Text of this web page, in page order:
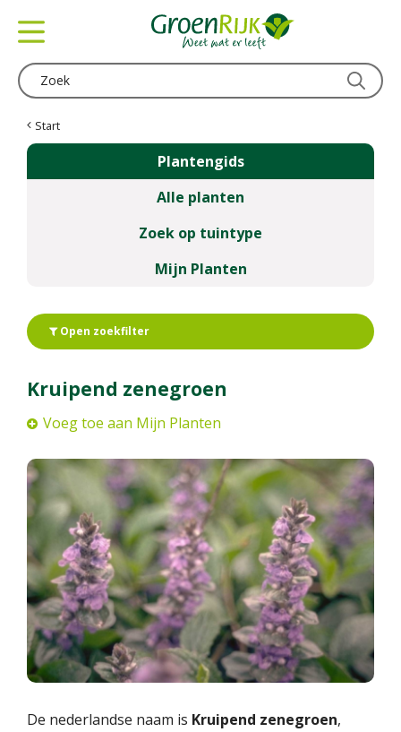
Start
Plantengids
Alle planten
Zoek op tuintype
Mijn Planten
Open zoekfilter
Kruipend zenegroen
Voeg toe aan Mijn Planten
De nederlandse naam is Kruipend zenegroen,